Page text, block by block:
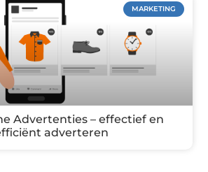
MARKETING
Advertenties – effectief en
adverteren